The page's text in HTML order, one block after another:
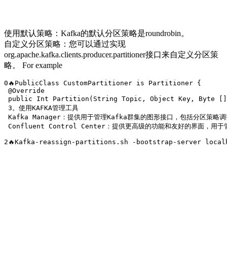
使用默认策略：Kafka的默认分区策略是roundrobin。
自定义分区策略：您可以通过实现
org.apache.kafka.clients.producer.partitioner接口来自定义分区策
略。 For example
0🔥PublicClass CustomPartitioner is Partitioner {
@Override
public Int Partition(String Topic, Object Key, Byte []
3。使用KAFKA管理工具
Kafka Manager：提供用于管理Kafka群集的图形接口，包括分区策
Confluent Control Center：提供更高级的功能和友好的界面，用
2🔥Kafka-reassign-partitions.sh -bootstrap-server